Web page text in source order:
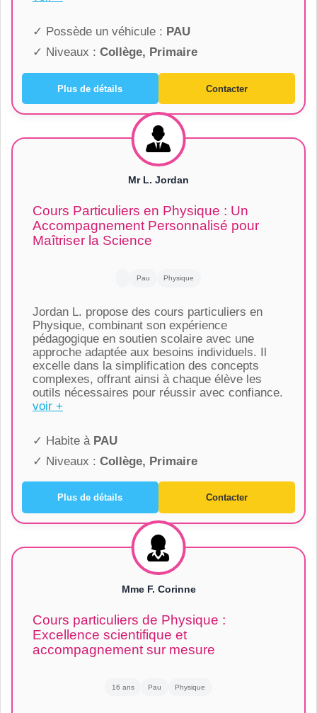
✓ Possède un véhicule : PAU
✓ Niveaux : Collège, Primaire
Plus de détails Contacter
Mr L. Jordan
Cours Particuliers en Physique : Un
Accompagnement Personnalisé pour
Maîtriser la Science
Pau Physique
Jordan L. propose des cours particuliers en
Physique, combinant son expérience
pédagogique en soutien scolaire avec une
approche adaptée aux besoins individuels. Il
excelle dans la simplification des concepts
complexes, offrant ainsi à chaque élève les
outils nécessaires pour réussir avec confiance.
voir +
✓ Habite à PAU
✓ Niveaux : Collège, Primaire
Plus de détails Contacter
Mme F. Corinne
Cours particuliers de Physique :
Excellence scientifique et
accompagnement sur mesure
16 ans Pau Physique